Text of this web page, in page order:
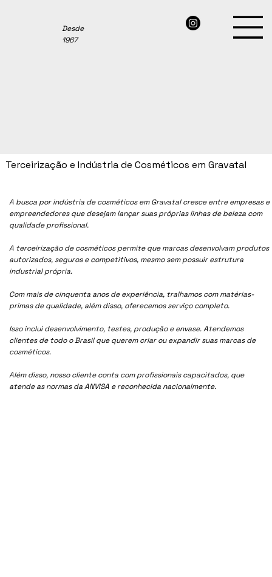
Desde
1967
A busca por indústria de cosméticos em Gravatal cresce entre empresas e
empreendedores que desejam lançar suas próprias linhas de beleza com
qualidade profissional.
A terceirização de cosméticos permite que marcas desenvolvam produtos
autorizados, seguros e competitivos, mesmo sem possuir estrutura
industrial própria.
Com mais de cinquenta anos de experiência, tralhamos com matérias-
primas de qualidade, além disso, oferecemos serviço completo.
Isso inclui desenvolvimento, testes, produção e envase. Atendemos
clientes de todo o Brasil que querem criar ou expandir suas marcas de
cosméticos.
Além disso, nosso cliente conta com profissionais capacitados, que
atende as normas da ANVISA e reconhecida nacionalmente.
Terceirização e Indústria de Cosméticos em Gravatal